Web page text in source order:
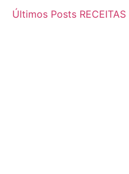
Últimos Posts RECEITAS